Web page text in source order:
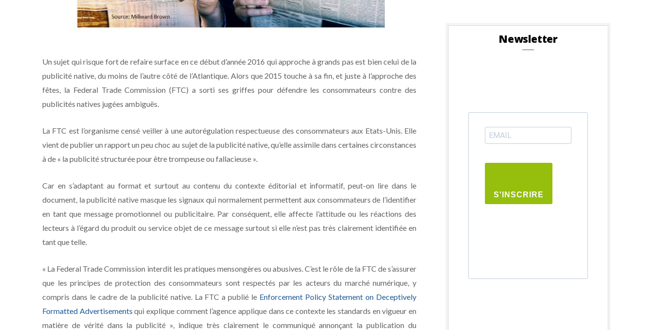
Un sujet qui risque fort de refaire surface en ce début d’année 2016 qui approche à grands pas est bien celui de la
publicité native, du moins de l’autre côté de l’Atlantique. Alors que 2015 touche à sa fin, et juste à l’approche des
fêtes, la Federal Trade Commission (FTC) a sorti ses griffes pour défendre les consommateurs contre des
publicités natives jugées ambiguës.
La FTC est l’organisme censé veiller à une autorégulation respectueuse des consommateurs aux Etats-Unis. Elle
vient de publier un rapport un peu choc au sujet de la publicité native, qu’elle assimile dans certaines circonstances
à de « la publicité structurée pour être trompeuse ou fallacieuse ».
Car en s’adaptant au format et surtout au contenu du contexte éditorial et informatif, peut-on lire dans le
document, la publicité native masque les signaux qui normalement permettent aux consommateurs de l’identifier
en tant que message promotionnel ou publicitaire. Par conséquent, elle affecte l’attitude ou les réactions des
lecteurs à l’égard du produit ou service objet de ce message surtout si elle n’est pas très clairement identifiée en
tant que telle.
« La Federal Trade Commission interdit les pratiques mensongères ou abusives. C’est le rôle de la FTC de s’assurer
que les principes de protection des consommateurs sont respectés par les acteurs du marché numérique, y
compris dans le cadre de la publicité native. La FTC a publié le Enforcement Policy Statement on Deceptively
Formatted Advertisements qui explique comment l’agence applique dans ce contexte les standards en vigueur en
matière de vérité dans la publicité », indique très clairement le communiqué annonçant la publication du
Newsletter
S'INSCRIRE